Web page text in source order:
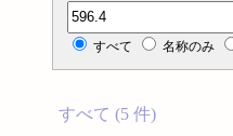
分類記号検索
すべて 名称のみ
すべて (5 件)